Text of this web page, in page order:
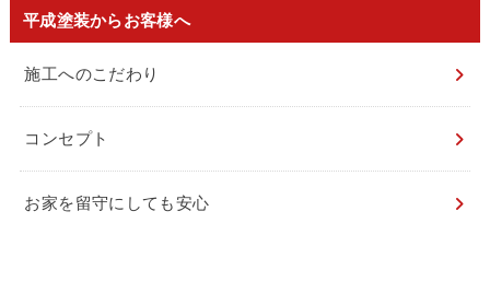
平成塗装からお客様へ
施工へのこだわり
コンセプト
お家を留守にしても安心